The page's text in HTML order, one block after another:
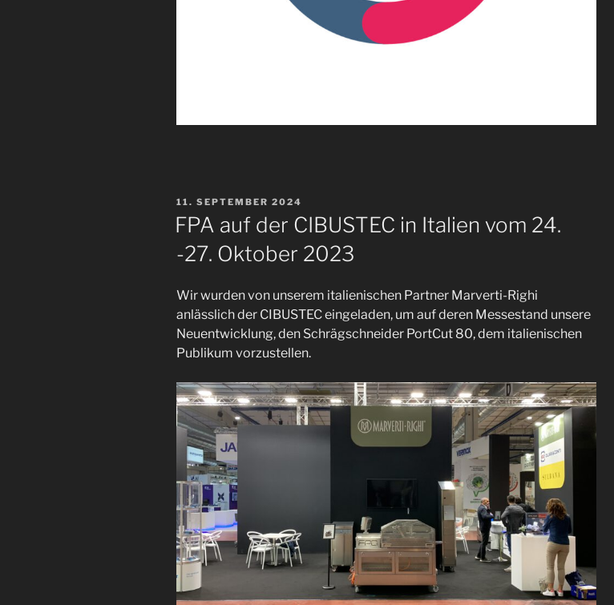
VERÖFFENTLICHT
AM
11. SEPTEMBER 2024
FPA auf der CIBUSTEC in Italien vom 24.
-27. Oktober 2023
Wir wurden von unserem italienischen Partner Marverti-Righi
anlässlich der CIBUSTEC eingeladen, um auf deren Messestand unsere
Neuentwicklung, den Schrägschneider PortCut 80, dem italienischen
Publikum vorzustellen.